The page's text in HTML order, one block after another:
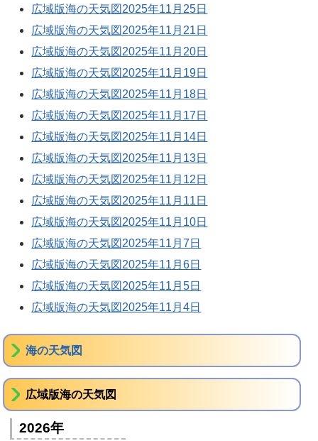
広域版海の天気図2025年11月25日
広域版海の天気図2025年11月21日
広域版海の天気図2025年11月20日
広域版海の天気図2025年11月19日
広域版海の天気図2025年11月18日
広域版海の天気図2025年11月17日
広域版海の天気図2025年11月14日
広域版海の天気図2025年11月13日
広域版海の天気図2025年11月12日
広域版海の天気図2025年11月11日
広域版海の天気図2025年11月10日
広域版海の天気図2025年11月7日
広域版海の天気図2025年11月6日
広域版海の天気図2025年11月5日
広域版海の天気図2025年11月4日
海の天気図
広域版海の天気図
2026年